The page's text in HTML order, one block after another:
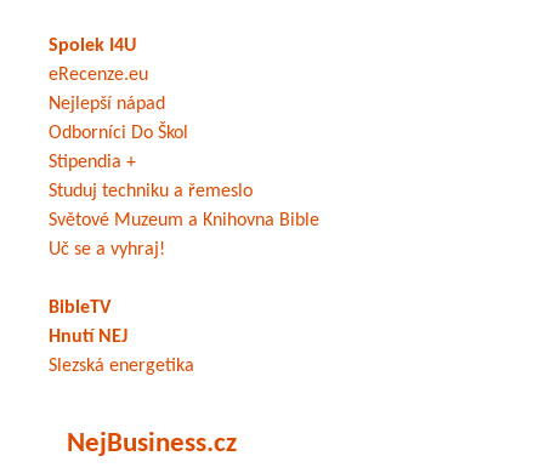
Spolek I4U
eRecenze.eu
Nejlepší nápad
Odborníci Do Škol
Stipendia +
Studuj techniku a řemeslo
Světové Muzeum a Knihovna Bible
Uč se a vyhraj!
BibleTV
Hnutí NEJ
Slezská energetika
NejBusiness.cz